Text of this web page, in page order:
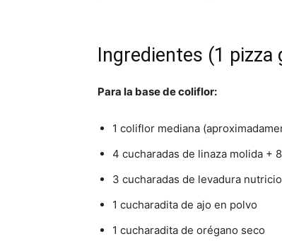
Ingredientes (1
Para la base de coliflor:
1 coliflor mediana
4 cucharadas de linaza molida +
3 cucharadas de levadura
1 cucharadita de ajo en polvo
1 cucharadita de orégano seco